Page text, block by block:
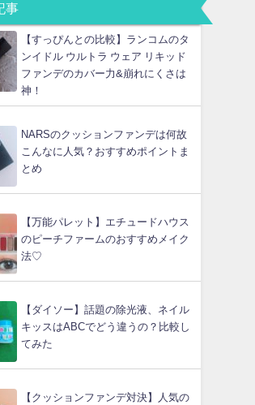
事
【すっぴんとの比較】ランコムのタ
ンイドル ウルトラ ウェア リキッド
ファンデのカバー力&崩れにくさは
神！
NARSのクッションファンデは何故
こんなに人気？おすすめポイントま
とめ
【万能パレット】エチュードハウス
のピーチファームのおすすめメイク
法♡
【ダイソー】話題の除光液、ネイル
キッスはABCでどう違うの？比較し
てみた
【クッションファンデ対決】人気の